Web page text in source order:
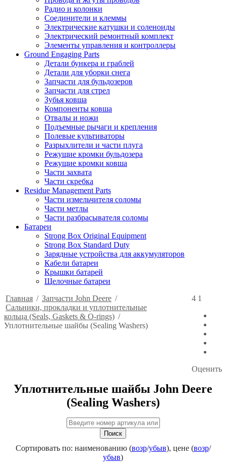
Радио и колонки
Соединители и клеммы
Электрические катушки и соленоиды
Электрический ремонтный комплект
Элементы управления и контроллеры
Ground Engaging Parts
Детали бункера и граблей
Детали для уборки снега
Запчасти для бульдозеров
Запчасти для стрел
Зубья ковша
Компоненты ковша
Отвалы и ножи
Подъемные рычаги и крепления
Полевые культиваторы
Разрыхлители и части плуга
Режущие кромки бульдозера
Режущие кромки ковша
Части захвата
Части скребка
Residue Management Parts
Части измельчителя соломы
Части метлы
Части разбрасывателя соломы
Батареи
Strong Box Original Equipment
Strong Box Standard Duty
Зарядные устройства для аккумуляторов
Кабели батареи
Крышки батарей
Щелочные батареи
Главная / Запчасти John Deere /
Сальники, прокладки и уплотнительные
кольца (Seals, Gaskets & O-rings) /
Уплотнительные шайбы (Sealing Washers)
4 1
Оценить
Уплотнительные шайбы John Deere
(Sealing Washers)
Поиск
Сортировать по: наименованию (возр/убыв), цене (возр/
убыв)